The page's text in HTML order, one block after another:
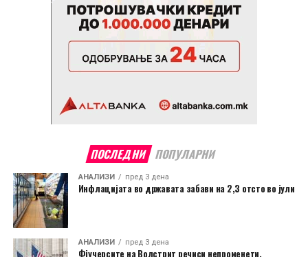
ПОСЛЕДНИ ПОПУЛАРНИ
АНАЛИЗИ пред 3 дена
Инфлацијата во државата забави на 2,3 отсто во јули
АНАЛИЗИ пред 3 дена
Фјучерсите на Волстрит речиси непроменети,